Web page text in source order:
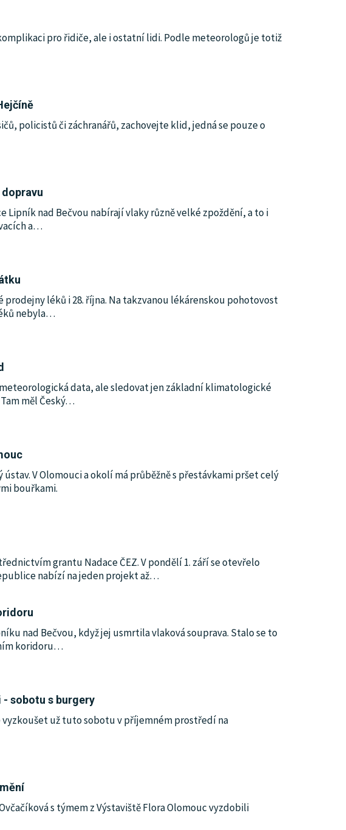
pro řidiče, ale i ostatní lidi. Podle meteorologů je totiž
policistů či záchranářů, zachovejte klid, jedná se pouze o
Lipník nad Bečvou nabírají vlaky různě velké zpoždění, a to i
a…
léků i 28. října. Na takzvanou lékárenskou pohotovost
nebyla…
data, ale sledovat jen základní klimatologické
měl Český…
V Olomouci a okolí má průběžně s přestávkami pršet celý
bouřkami.
grantu Nadace ČEZ. V pondělí 1. září se otevřelo
nabízí na jeden projekt až…
nad Bečvou, když jej usmrtila vlaková souprava. Stalo se to
koridoru…
sobotu s burgery
už tuto sobotu v příjemném prostředí na
s týmem z Výstaviště Flora Olomouc vyzdobili